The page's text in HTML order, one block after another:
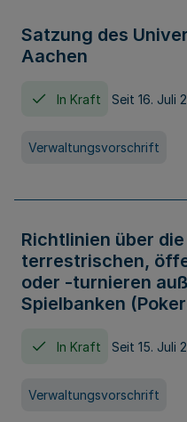
Satzung des
Aachen
In Kraft Seit 16. Juli
Verwaltungsvorschrift
Richtlinien über
terrestrischen,
oder -turnieren
Spielbanken
In Kraft Seit 15. Juli
Verwaltungsvorschrift